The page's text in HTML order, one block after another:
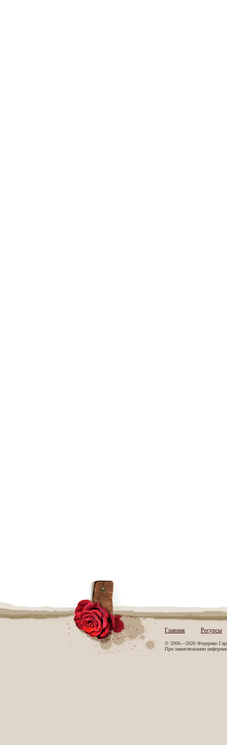
Главная Ресурсы
© 2006—2026 Федерико
При заимствовании